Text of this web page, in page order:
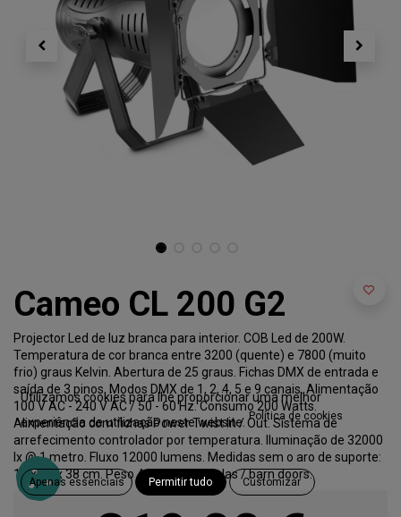
Cameo CL 200 G2
Projector Led de luz branca para interior. COB Led de 200W.
Temperatura de cor branca entre 3200 (quente) e 7800 (muito
frio) graus Kelvin. Abertura de 25 graus. Fichas DMX de entrada e
saída de 3 pinos. Modos DMX de 1, 2, 4, 5 e 9 canais. Alimentação
100 V AC - 240 V AC / 50 - 60 Hz. Consumo 200 Watts.
Alimentação com fichas Power Twist In / Out. Sistema de
arrefecimento controlador por temperatura. Iluminação de 32000
lx @ 1 metro. Fluxo 12000 lumens. Medidas sem o aro de suporte:
17 x 17 x 38 cm. Peso 4,2 Kg. Inclui palas / barn doors.
Utilizamos cookies para lhe proporcionar uma melhor
experiência de utilização neste website. Política de cookies
Apenas essenciais Permitir tudo Customizar